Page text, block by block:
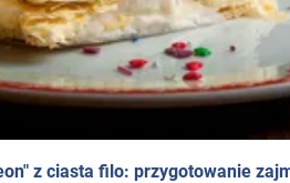
z ciasta filo: przygotowanie